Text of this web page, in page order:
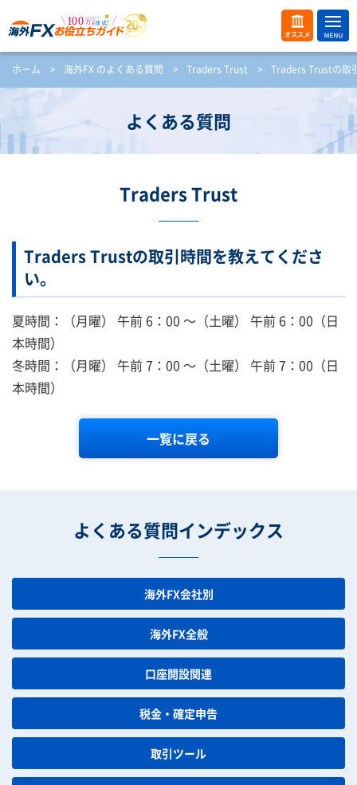
オス
スメ
ME
NU
開
ホーム > 海外FX のよくある質問 > Traders Trust > Traders Trustの取
よくある質問
Traders Trust
Traders Trustの取引時間を教えてくださ
い。
夏時間：（月曜） 午前 6：00 ～（土曜） 午前 6：00（日
本時間）
冬時間：（月曜） 午前 7：00 ～（土曜） 午前 7：00（日
本時間）
一覧に戻る
よくある質問インデックス
海外FX会社別
海外FX全般
口座開設関連
税金・確定申告
取引ツール